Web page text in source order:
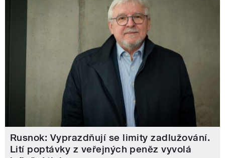
Rusnok: Vyprazdňují se limity zadlužování.
Lití poptávky z veřejných peněz vyvolá